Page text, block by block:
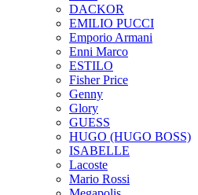
DACKOR
EMILIO PUCCI
Emporio Armani
Enni Marco
ESTILO
Fisher Price
Genny
Glory
GUESS
HUGO (HUGO BOSS)
ISABELLE
Lacoste
Mario Rossi